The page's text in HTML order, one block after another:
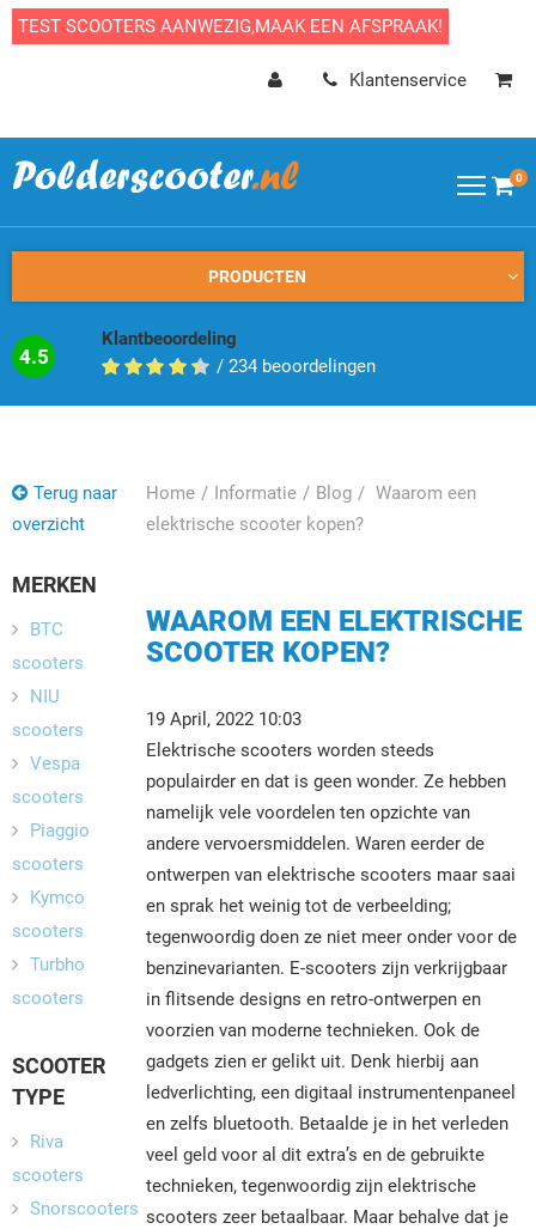
TEST SCOOTERS AANWEZIG,MAAK EEN AFSPRAAK!
Klantenservice
0
PRODUCTEN
4.5
Klantbeoordeling
/ 234 beoordelingen
Terug naar
overzicht
Home Informatie Blog
Waarom een
elektrische scooter kopen?
WAAROM EEN ELEKTRISCHE
SCOOTER KOPEN?
19 April, 2022 10:03
Elektrische scooters worden steeds
populairder en dat is geen wonder. Ze hebben
namelijk vele voordelen ten opzichte van
andere vervoersmiddelen. Waren eerder de
ontwerpen van elektrische scooters maar saai
en sprak het weinig tot de verbeelding;
tegenwoordig doen ze niet meer onder voor de
benzinevarianten. E-scooters zijn verkrijgbaar
in flitsende designs en retro-ontwerpen en
voorzien van moderne technieken. Ook de
gadgets zien er gelikt uit. Denk hierbij aan
ledverlichting, een digitaal instrumentenpaneel
en zelfs bluetooth. Betaalde je in het verleden
veel geld voor al dit extra’s en de gebruikte
technieken, tegenwoordig zijn elektrische
scooters zeer betaalbaar. Maar behalve dat je
MERKEN
BTC
scooters
NIU
scooters
Vespa
scooters
Piaggio
scooters
Kymco
scooters
Turbho
scooters
SCOOTER
TYPE
Riva
scooters
Snorscooters